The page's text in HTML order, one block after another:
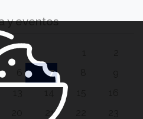
y eventos
7
21